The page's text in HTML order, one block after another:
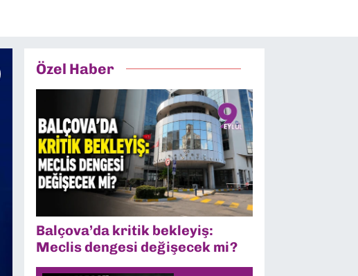
Özel Haber
Balçova’da kritik bekleyiş:
Meclis dengesi değişecek mi?